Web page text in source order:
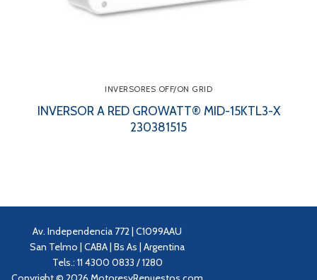
INVERSORES OFF/ON GRID
INVERSOR A RED GROWATT® MID-15KTL3-X
230381515
Av. Independencia 772 | C1099AAU
San Telmo | CABA | Bs As | Argentina
Tels.: 11 4300 0833 / 1280